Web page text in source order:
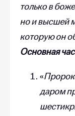
только в
но и высшей
которую он
Основная
«Пророк
даром